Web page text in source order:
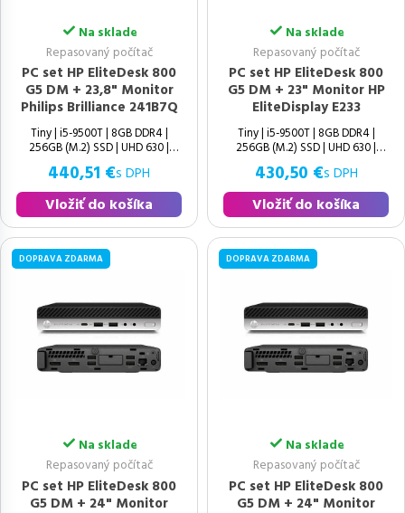
Na sklade
Repasovaný počítač
PC set HP EliteDesk 800
G5 DM + 23,8" Monitor
Philips Brilliance 241B7Q
Tiny | i5-9500T | 8GB DDR4 |
256GB (M.2) SSD | UHD 630 |
Generation
440,51 €s DPH
Vložiť do košíka
Na sklade
Repasovaný počítač
PC set HP EliteDesk 800
G5 DM + 23" Monitor HP
EliteDisplay E233
Tiny | i5-9500T | 8GB DDR4 |
256GB (M.2) SSD | UHD 630 |
Generation
430,50 €s DPH
Vložiť do košíka
DOPRAVA ZDARMA
Na sklade
Repasovaný počítač
PC set HP EliteDesk 800
G5 DM + 24" Monitor
DOPRAVA ZDARMA
Na sklade
Repasovaný počítač
PC set HP EliteDesk 800
G5 DM + 24" Monitor